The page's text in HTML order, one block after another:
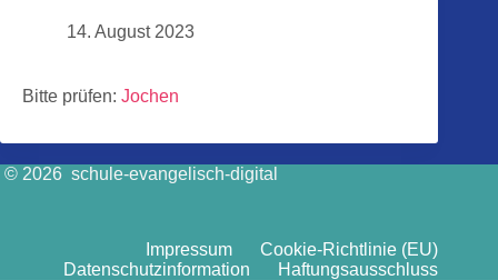
14. August 2023
Bitte prüfen: Jochen
© 2026 schule-evangelisch-digital
Impressum
Cookie-Richtlinie (EU)
Datenschutzinformation
Haftungsausschluss